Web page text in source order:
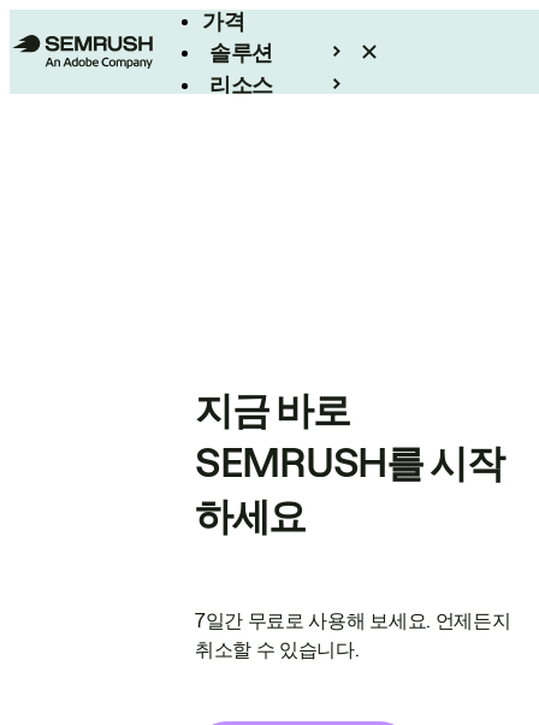
가격
솔루션
리소스
지금 바로
SEMRUSH를 시작
하세요
7일간 무료로 사용해 보세요. 언제든지
취소할 수 있습니다.